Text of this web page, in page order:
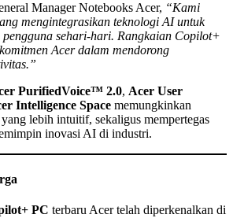
Manager Notebooks Acer, “Kami
mengintegrasikan teknologi AI untuk
pengguna sehari-hari. Rangkaian Copilot+
Acer dalam mendorong
PurifiedVoice™ 2.0, Acer User
Intelligence Space memungkinkan
lebih intuitif, sekaligus mempertegas
inovasi AI di industri.
PC terbaru Acer telah diperkenalkan di